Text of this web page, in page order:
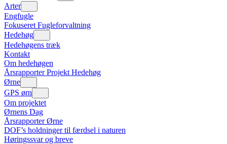
Arter
Engfugle
Fokuseret Fugleforvaltning
Hedehøg
Hedehøgens træk
Kontakt
Om hedehøgen
Årsrapporter Projekt Hedehøg
Ørne
GPS ørn
Om projektet
Ørnens Dag
Årsrapporter Ørne
DOF’s holdninger til færdsel i naturen
Høringssvar og breve